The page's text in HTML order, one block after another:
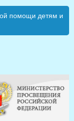
помощи детям и